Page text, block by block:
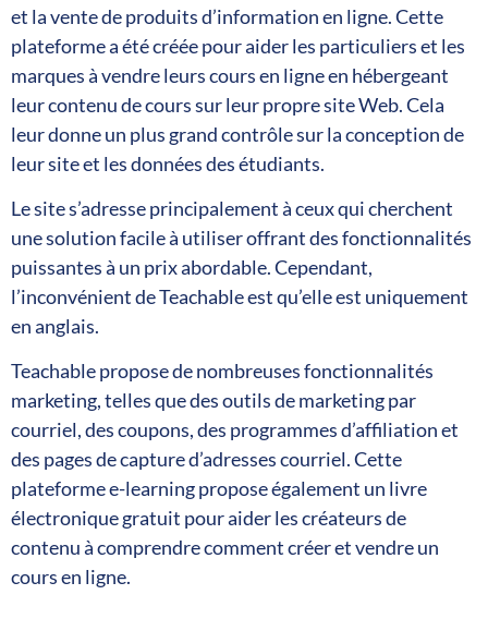
et la vente de produits d’information en ligne. Cette
plateforme a été créée pour aider les particuliers et les
marques à vendre leurs cours en ligne en hébergeant
leur contenu de cours sur leur propre site Web. Cela
leur donne un plus grand contrôle sur la conception de
leur site et les données des étudiants.
Le site s’adresse principalement à ceux qui cherchent
une solution facile à utiliser offrant des fonctionnalités
puissantes à un prix abordable. Cependant,
l’inconvénient de Teachable est qu’elle est uniquement
en anglais.
Teachable propose de nombreuses fonctionnalités
marketing, telles que des outils de marketing par
courriel, des coupons, des programmes d’affiliation et
des pages de capture d’adresses courriel. Cette
plateforme e-learning propose également un livre
électronique gratuit pour aider les créateurs de
contenu à comprendre comment créer et vendre un
cours en ligne.